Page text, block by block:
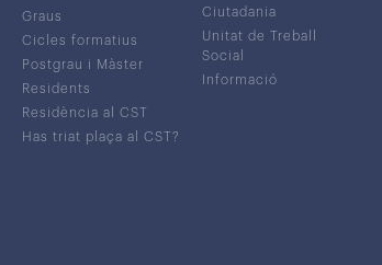
Graus
Cicles formatius
Postgrau i Màster
Residents
Residència al CST
Has triat plaça al CST?
Ciutadania
Unitat de Treball
Social
Informació